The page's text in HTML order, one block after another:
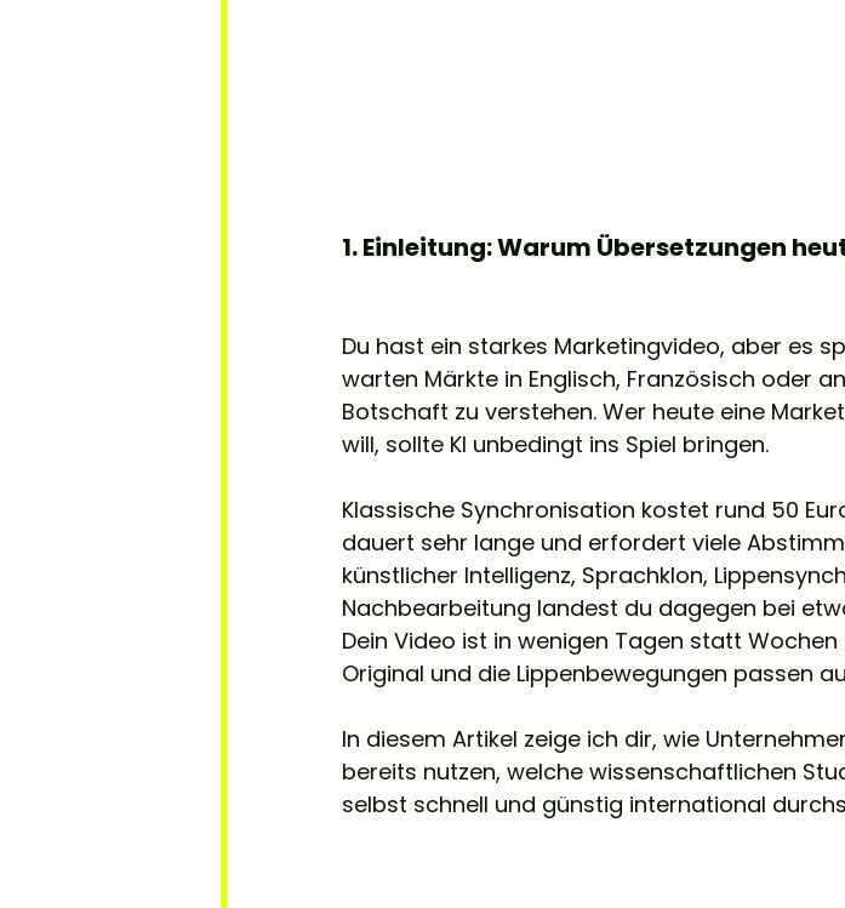
1. Einleitung: Warum Übersetzungen
Du hast ein starkes Marketingvideo, aber es
warten Märkte in Englisch, Französisch oder
Botschaft zu verstehen. Wer heute eine
will, sollte KI unbedingt ins Spiel bringen.
Klassische Synchronisation kostet rund 50
dauert sehr lange und erfordert viele
künstlicher Intelligenz, Sprachklon,
Nachbearbeitung landest du dagegen bei
Dein Video ist in wenigen Tagen statt
Original und die Lippenbewegungen passen
In diesem Artikel zeige ich dir, wie
bereits nutzen, welche wissenschaftlichen
selbst schnell und günstig international